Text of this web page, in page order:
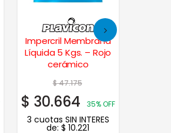
Frentes Xp
Impermeabilizante
1,25 Kgs. – Negro
$17.444
$11.339 35% OFF
3 cuotas SIN INTERES
de: $ 3.780